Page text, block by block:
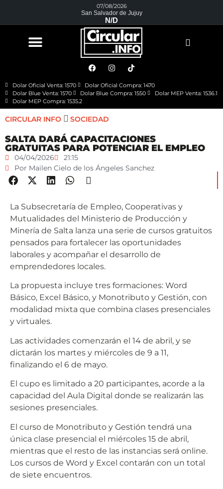
07/08/2026
San Salvador de Jujuy
N/D
Dolar Oficial Venta: 1570
Dolar Oficial Compra: 1470
Dolar Blue Venta: 1570
Dolar Blue Compra: 1550
Dolar MEP Venta: 1536.1
Dolar MEP Compra: 1535.2
CIRCULAR INFO SOCIEDAD
SALTA DARÁ CAPACITACIONES
GRATUITAS PARA POTENCIAR EL EMPLEO
04/04/2026
21:15
Por Mailen Cielo de los Ángeles Sanchez
La Subsecretaría de Empleo, Cooperativas y
Mutualidades del Ministerio de Producción y
Minería de Salta lanza una serie de cursos gratuitos
pensados para fortalecer las oportunidades
laborales y acompañar el desarrollo de
emprendedores locales.
La propuesta incluye tres formaciones: Word
Básico, Excel Básico, y Monotributo y Gestión, con
modalidad mixta que combina clases presenciales
y virtuales.
Las actividades comenzarán el 14 de abril, y se
dictarán los martes y miércoles de 9 a 11,
finalizando el 6 de mayo.
El cupo es limitado a 20 participantes, acorde a la
capacidad del Aula Digital donde se realizarán las
sesiones presenciales.
El curso de Monotributo y Gestión tendrá una
única clase presencial el miércoles 15 de abril,
mientras que el resto de las instancias será online.
Los cursos de Word y Excel contarán con un total
de siete encuentros.